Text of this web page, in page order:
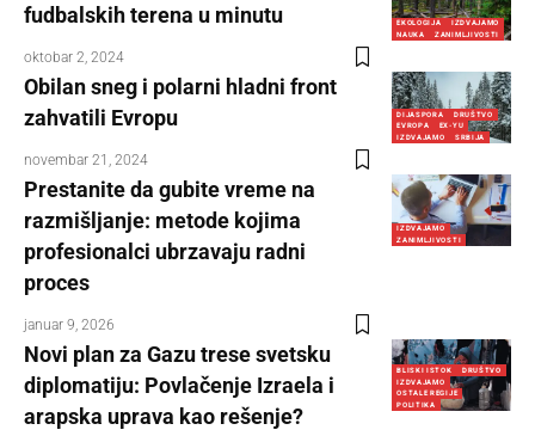
EKOLOGIJA
IZDVAJAMO
NAUKA
ZANIMLJIVOSTI
fudbalskih terena u minutu
oktobar 2, 2024
DIJASPORA
DRUŠTVO
EVROPA
EX-YU
IZDVAJAMO
SRBIJA
Obilan sneg i polarni hladni front
zahvatili Evropu
novembar 21, 2024
IZDVAJAMO
ZANIMLJIVOSTI
Prestanite da gubite vreme na
razmišljanje: metode kojima
profesionalci ubrzavaju radni
proces
januar 9, 2026
BLISKI ISTOK
DRUŠTVO
IZDVAJAMO
OSTALE REGIJE
POLITIKA
Novi plan za Gazu trese svetsku
diplomatiju: Povlačenje Izraela i
arapska uprava kao rešenje?